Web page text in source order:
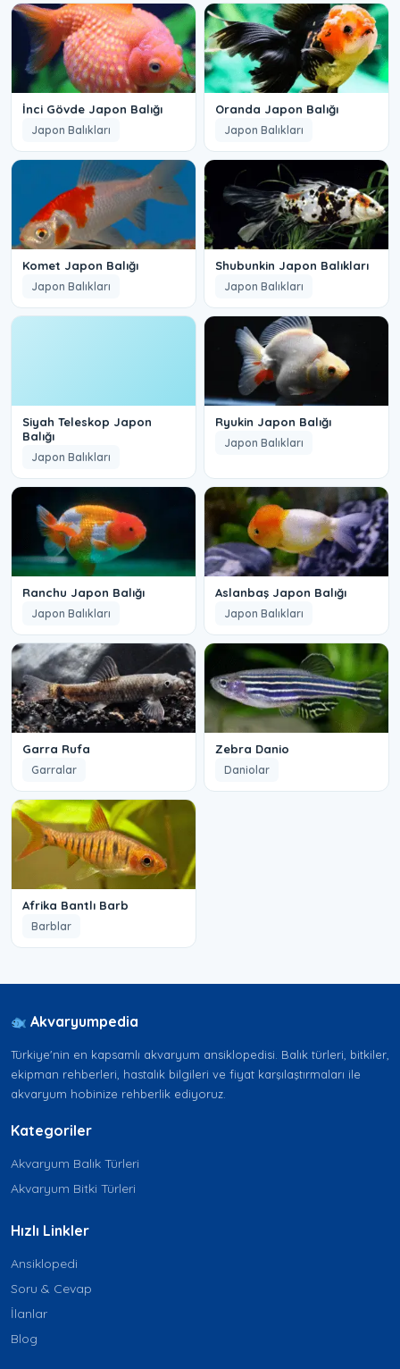
İnci Gövde Japon Balığı
Japon Balıkları
Oranda Japon Balığı
Japon Balıkları
Komet Japon Balığı
Japon Balıkları
Shubunkin Japon Balıkları
Japon Balıkları
Siyah Teleskop Japon
Balığı
Japon Balıkları
Ryukin Japon Balığı
Japon Balıkları
Ranchu Japon Balığı
Japon Balıkları
Aslanbaş Japon Balığı
Japon Balıkları
Garra Rufa
Garralar
Zebra Danio
Daniolar
Afrika Bantlı Barb
Barblar
Akvaryumpedia
Türkiye'nin en kapsamlı akvaryum ansiklopedisi. Balık türleri, bitkiler,
ekipman rehberleri, hastalık bilgileri ve fiyat karşılaştırmaları ile
akvaryum hobinize rehberlik ediyoruz.
Kategoriler
Akvaryum Balık Türleri
Akvaryum Bitki Türleri
Hızlı Linkler
Ansiklopedi
Soru & Cevap
İlanlar
Blog